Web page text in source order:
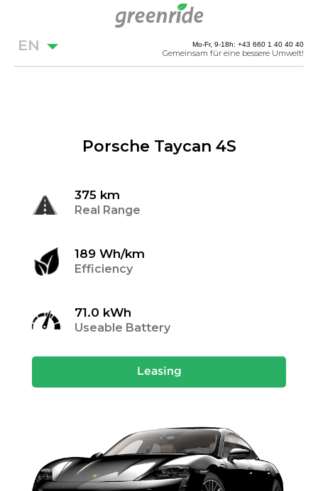
EN Mo-Fr, 9-18h: +43 660 1 40 40 40
Gemeinsam für eine bessere Umwelt!
Porsche Taycan 4S
375 km
Real Range
189 Wh/km
Efficiency
71.0 kWh
Useable Battery
Leasing